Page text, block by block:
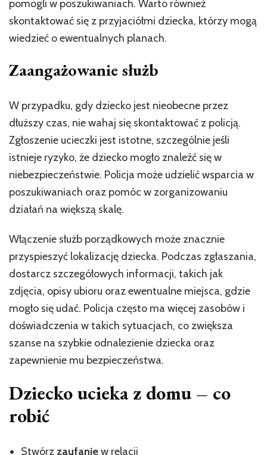
pomogli w poszukiwaniach. Warto również
skontaktować się z przyjaciółmi dziecka, którzy mogą
wiedzieć o ewentualnych planach.
Zaangażowanie służb
W przypadku, gdy dziecko jest nieobecne przez
dłuższy czas, nie wahaj się skontaktować z policją.
Zgłoszenie ucieczki jest istotne, szczególnie jeśli
istnieje ryzyko, że dziecko mogło znaleźć się w
niebezpieczeństwie. Policja może udzielić wsparcia w
poszukiwaniach oraz pomóc w zorganizowaniu
działań na większą skalę.
Włączenie służb porządkowych może znacznie
przyspieszyć lokalizację dziecka. Podczas zgłaszania,
dostarcz szczegółowych informacji, takich jak
zdjęcia, opisy ubioru oraz ewentualne miejsca, gdzie
mogło się udać. Policja często ma więcej zasobów i
doświadczenia w takich sytuacjach, co zwiększa
szanse na szybkie odnalezienie dziecka oraz
zapewnienie mu bezpieczeństwa.
Dziecko ucieka z domu – co
robić
Stwórzzaufaniew relacji